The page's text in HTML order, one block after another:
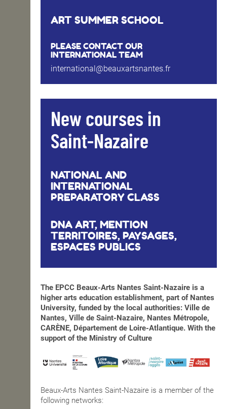
ART SUMMER SCHOOL
PLEASE CONTACT OUR
INTERNATIONAL TEAM
international@beauxartsnantes.fr
New courses in
Saint-Nazaire
NATIONAL AND
INTERNATIONAL
PREPARATORY CLASS
DNA ART, MENTION
TERRITOIRES, PAYSAGES,
ESPACES PUBLICS
The EPCC Beaux-Arts Nantes Saint-Nazaire is a
higher arts education establishment, part of Nantes
University, funded by the local authorities: Ville de
Nantes, Ville de Saint-Nazaire, Nantes Métropole,
CARÈNE, Département de Loire-Atlantique. With the
support of the Ministry of Culture
Beaux-Arts Nantes Saint-Nazaire is a member of the
following networks: